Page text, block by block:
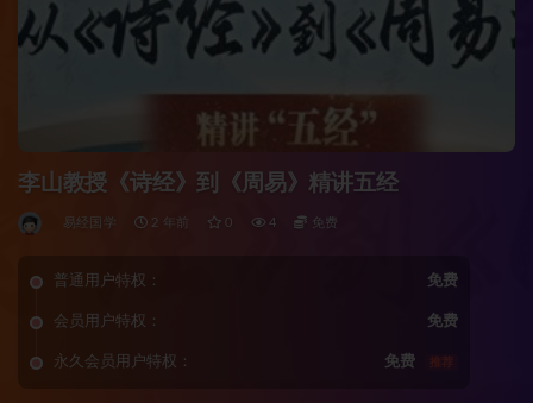
李山教授《诗经》到《周易》精讲五经
易经国学 2 年前 0 4 免费
普通用户特权： 免费
会员用户特权： 免费
永久会员用户特权： 免费 推荐